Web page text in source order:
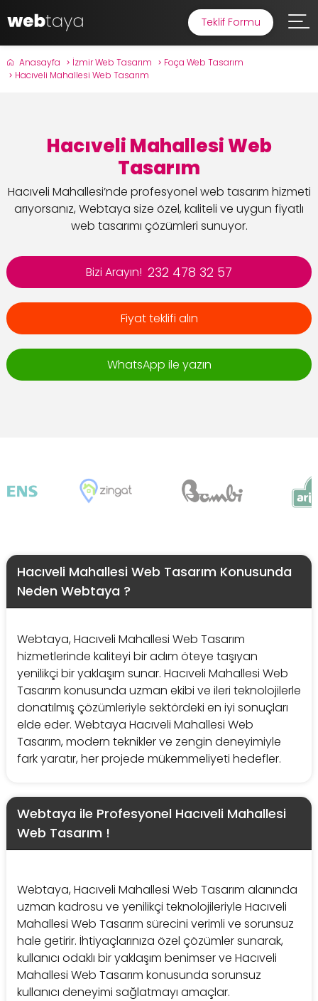
Teklif Formu
Anasayfa İzmir Web Tasarım
Foça Web Tasarım
Hacıveli Mahallesi Web Tasarım
Hacıveli Mahallesi Web
Tasarım
Hacıveli Mahallesi’nde profesyonel web tasarım hizmeti
arıyorsanız, Webtaya size özel, kaliteli ve uygun fiyatlı
web tasarımı çözümleri sunuyor.
Bizi Arayın! 232 478 32 57
Fiyat teklifi alın
WhatsApp ile yazın
Hacıveli Mahallesi Web Tasarım Konusunda
Neden Webtaya ?
Webtaya, Hacıveli Mahallesi Web Tasarım
hizmetlerinde kaliteyi bir adım öteye taşıyan
yenilikçi bir yaklaşım sunar. Hacıveli Mahallesi Web
Tasarım konusunda uzman ekibi ve ileri teknolojilerle
donatılmış çözümleriyle sektördeki en iyi sonuçları
elde eder. Webtaya Hacıveli Mahallesi Web
Tasarım, modern teknikler ve zengin deneyimiyle
fark yaratır, her projede mükemmeliyeti hedefler.
Webtaya ile Profesyonel Hacıveli Mahallesi
Web Tasarım !
Webtaya, Hacıveli Mahallesi Web Tasarım alanında
uzman kadrosu ve yenilikçi teknolojileriyle Hacıveli
Mahallesi Web Tasarım sürecini verimli ve sorunsuz
hale getirir. İhtiyaçlarınıza özel çözümler sunarak,
kullanıcı odaklı bir yaklaşım benimser ve Hacıveli
Mahallesi Web Tasarım konusunda sorunsuz
kullanıcı deneyimi sağlatmayı amaçlar.